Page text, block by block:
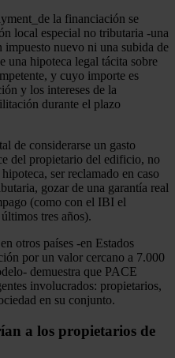
la financiación se
local especial no tributaria -una
nuevo ni una subida de
una hipoteca legal tácita sobre
y cuyo importe es
y los intereses de la
durante el plazo
de considerarse un gasto
del propietario del edificio, no
ser reclamado en caso
gozar de una garantía real
(como con el IBI el
tres años).
otros países -en Estados
por un valor cercano a 7.000
demuestra que PACE
involucrados: propietarios,
en su conjunto.
a los propietarios de